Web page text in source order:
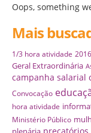
Oops, something
Mais
1/3 hora atividade 2016
Geral Extraordinária
campanha salarial
Convocação
hora atividade
Ministério Público